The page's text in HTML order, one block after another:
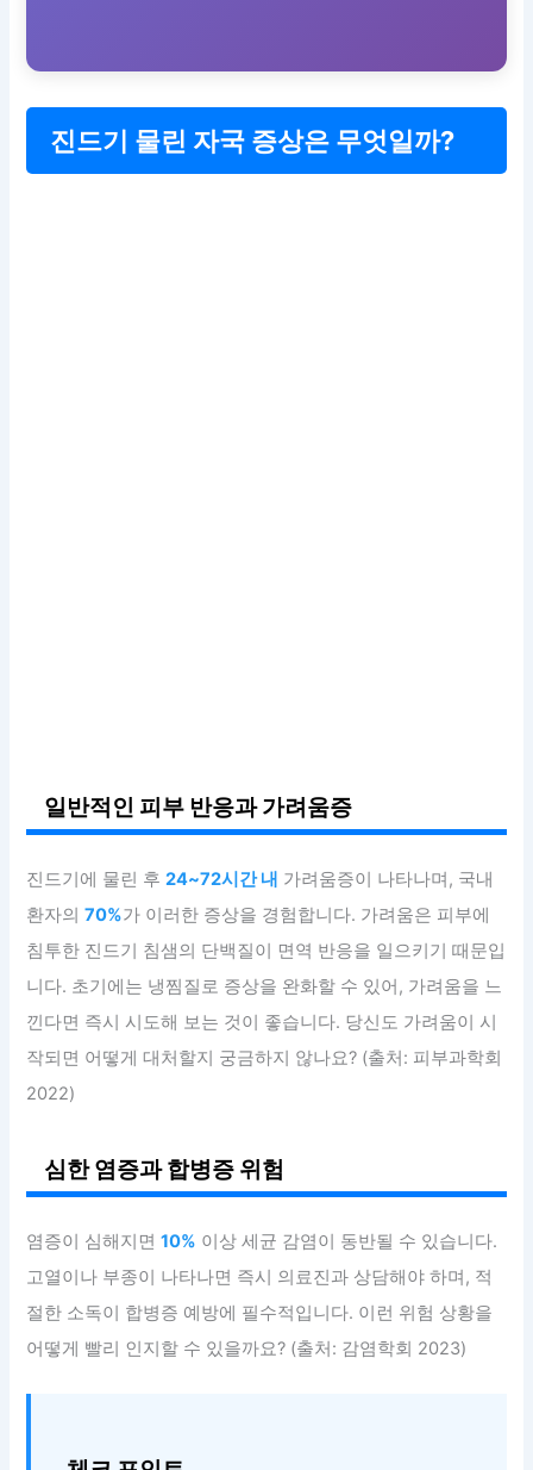
진드기 물린 자국 증상은 무엇일까?
일반적인 피부 반응과 가려움증
진드기에 물린 후24~72시간 내 가려움증이 나타나며, 국내
환자의70%가 이러한 증상을 경험합니다. 가려움은 피부에
침투한 진드기 침샘의 단백질이 면역 반응을 일으키기 때문입
니다. 초기에는 냉찜질로 증상을 완화할 수 있어, 가려움을 느
낀다면 즉시 시도해 보는 것이 좋습니다. 당신도 가려움이 시
작되면 어떻게 대처할지 궁금하지 않나요? (출처: 피부과학회
2022)
심한 염증과 합병증 위험
염증이 심해지면10% 이상 세균 감염이 동반될 수 있습니다.
고열이나 부종이 나타나면 즉시 의료진과 상담해야 하며, 적
절한 소독이 합병증 예방에 필수적입니다. 이런 위험 상황을
어떻게 빨리 인지할 수 있을까요? (출처: 감염학회 2023)